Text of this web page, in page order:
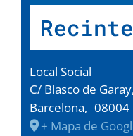
Recinte
Local Social
C/ Blasco de
Barcelona, 08004
+ Mapa de